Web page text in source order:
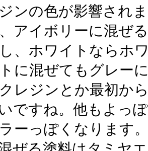
ンの色が影響され
アイボリーに混ぜ
、ホワイトならホ
に混ぜてもグレー
レジンとか最初か
ですね。他もよっ
ーっぽくなります